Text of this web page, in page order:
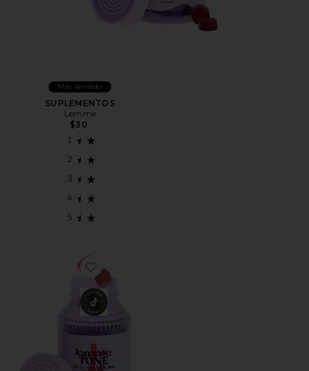
Más Vendido
SUPLEMENTOS
Lemme
$30
Favorite SUPLEMENTOS TONE METABOLISM